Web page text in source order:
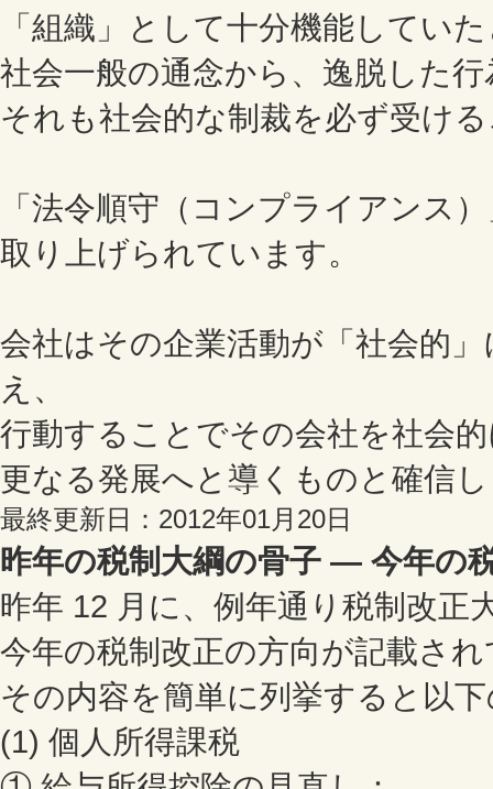
「組織」として十分機能してい
社会一般の通念から、逸脱した
それも社会的な制裁を必ず受け
「法令順守（コンプライアンス
取り上げられています。
会社はその企業活動が「社会的
え、
行動することでその会社を社会
更なる発展へと導くものと確信
最終更新日：2012年01月20日
昨年の税制大綱の骨子 ― 今年の
昨年 12 月に、例年通り税制改正
今年の税制改正の方向が記載さ
その内容を簡単に列挙すると以
(1) 個人所得課税